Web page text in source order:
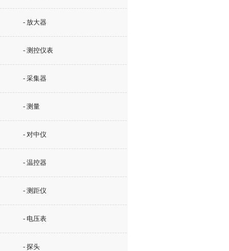
- 放大器
- 测控仪表
- 采集器
- 测量
- 对中仪
- 温控器
- 测距仪
- 电压表
- 探头